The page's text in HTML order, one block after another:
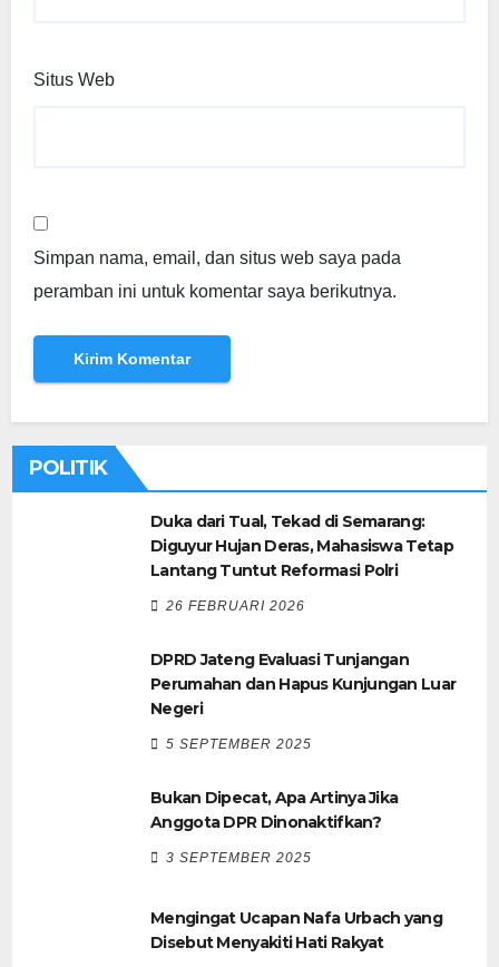
Situs Web
Simpan nama, email, dan situs web saya pada
peramban ini untuk komentar saya berikutnya.
POLITIK
Duka dari Tual, Tekad di Semarang:
Diguyur Hujan Deras, Mahasiswa Tetap
Lantang Tuntut Reformasi Polri
26 FEBRUARI 2026
DPRD Jateng Evaluasi Tunjangan
Perumahan dan Hapus Kunjungan Luar
Negeri
5 SEPTEMBER 2025
Bukan Dipecat, Apa Artinya Jika
Anggota DPR Dinonaktifkan?
3 SEPTEMBER 2025
Mengingat Ucapan Nafa Urbach yang
Disebut Menyakiti Hati Rakyat